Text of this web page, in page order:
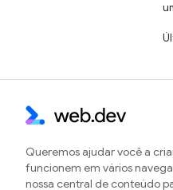
Queremos ajudar você a
funcionem em vários
nossa central de conteúdo